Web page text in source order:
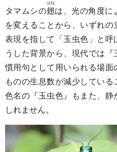
タマムシの翅
はね
は、光の角度に
を変えることから、いずれ
表現を指して「玉虫色」と
うした背景から、現代では
慣用句として用いられる場
ものの生息数が減少している
色名の『玉虫色』もまた、
しれません。